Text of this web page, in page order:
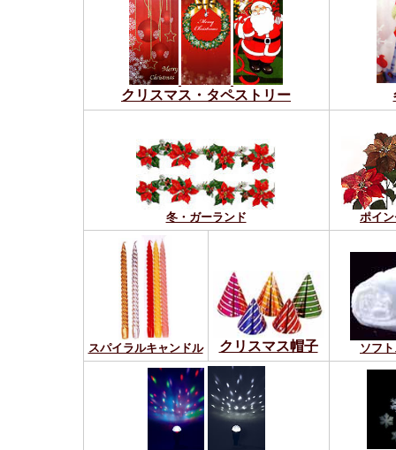
クリスマス・タペストリー
冬・ガーランド ポイ
スパイラルキャンドル クリスマス帽子 ソフ